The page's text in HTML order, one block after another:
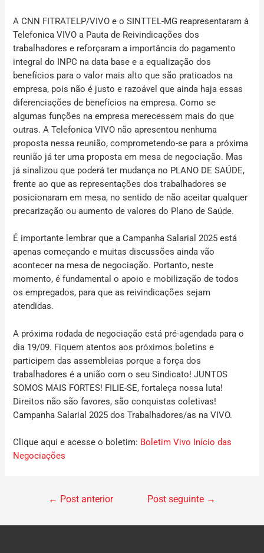
A CNN FITRATELP/VIVO e o SINTTEL-MG reapresentaram à
Telefonica VIVO a Pauta de Reivindicações dos
trabalhadores e reforçaram a importância do pagamento
integral do INPC na data base e a equalização dos
benefícios para o valor mais alto que são praticados na
empresa, pois não é justo e razoável que ainda haja essas
diferenciações de benefícios na empresa. Como se
algumas funções na empresa merecessem mais do que
outras. A Telefonica VIVO não apresentou nenhuma
proposta nessa reunião, comprometendo-se para a próxima
reunião já ter uma proposta em mesa de negociação. Mas
já sinalizou que poderá ter mudança no PLANO DE SAÚDE,
frente ao que as representações dos trabalhadores se
posicionaram em mesa, no sentido de não aceitar qualquer
precarização ou aumento de valores do Plano de Saúde.
É importante lembrar que a Campanha Salarial 2025 está
apenas começando e muitas discussões ainda vão
acontecer na mesa de negociação. Portanto, neste
momento, é fundamental o apoio e mobilização de todos
os empregados, para que as reivindicações sejam
atendidas.
A próxima rodada de negociação está pré-agendada para o
dia 19/09. Fiquem atentos aos próximos boletins e
participem das assembleias porque a força dos
trabalhadores é a união com o seu Sindicato!JUNTOS
SOMOS MAIS FORTES! FILIE-SE, fortaleça nossa luta!
Direitos não são favores, são conquistas coletivas!
Campanha Salarial 2025 dos Trabalhadores/as na VIVO.
Clique aqui e acesse o boletim: Boletim Vivo Início das
Negociações
← Post anterior Post seguinte →